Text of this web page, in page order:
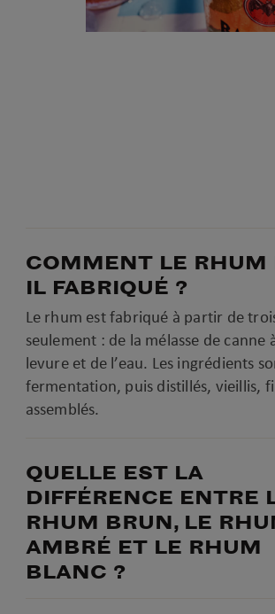
COMMENT LE RHUM
IL FABRIQUÉ ?
Le rhum est fabriqué à partir de
seulement : de la mélasse de canne
levure et de l’eau. Les ingrédients
fermentation, puis distillés, vieillis,
assemblés.
QUELLE EST LA
DIFFÉRENCE ENTRE
RHUM BRUN, LE
AMBRÉ ET LE RHUM
BLANC ?